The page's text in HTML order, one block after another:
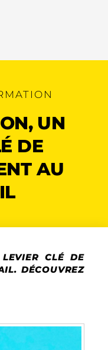
UN
DE
AU
CLÉ DE
DÉCOUVREZ